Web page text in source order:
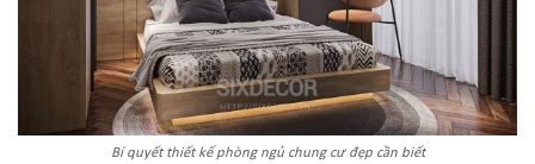
Bí quyết thiết kế phòng ngủ chung cư đẹp cần biết